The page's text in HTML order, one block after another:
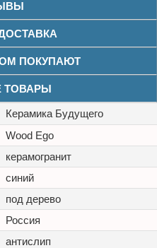
ПОКУПАЮТ
ТОВАРЫ
Керамика Будущего
Wood Ego
керамогранит
синий
под дерево
Россия
антислип